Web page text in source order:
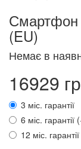
Смартфон
(EU)
Немає в
16929
3 міс. гарантії
6 міс. гарантії
12 міс.